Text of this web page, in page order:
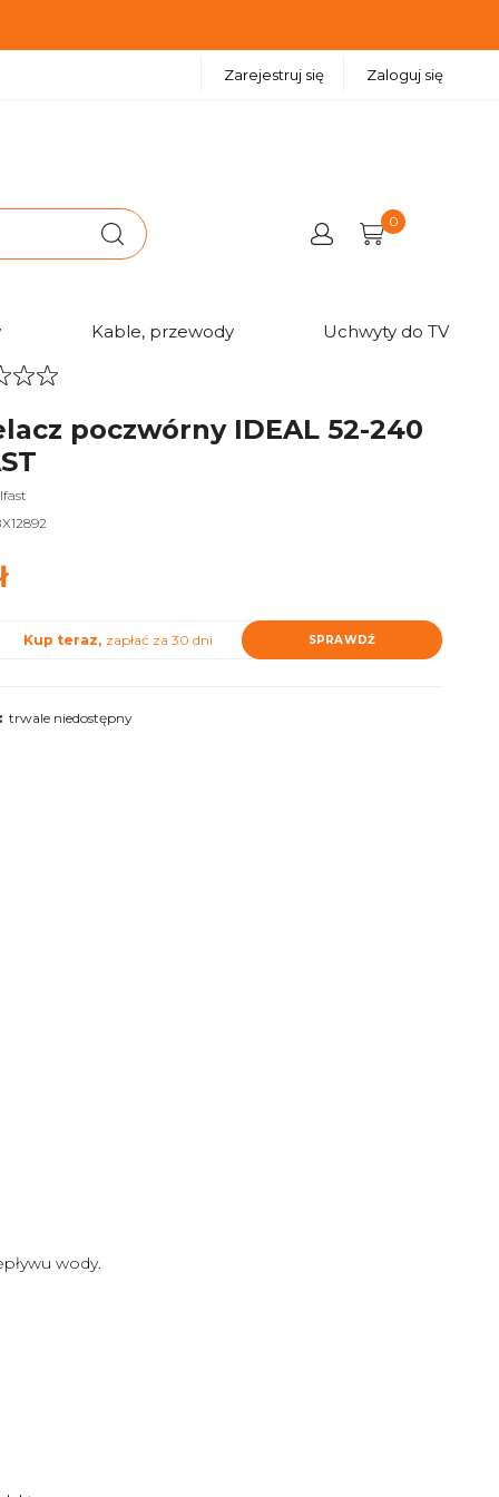
Zarejestruj się Zaloguj się
0
Kable, przewody Uchwyty do TV
poczwórny IDEAL 52-240
Kup teraz, zapłać za 30 dni SPRAWDŹ
trwale niedostępny
wody.